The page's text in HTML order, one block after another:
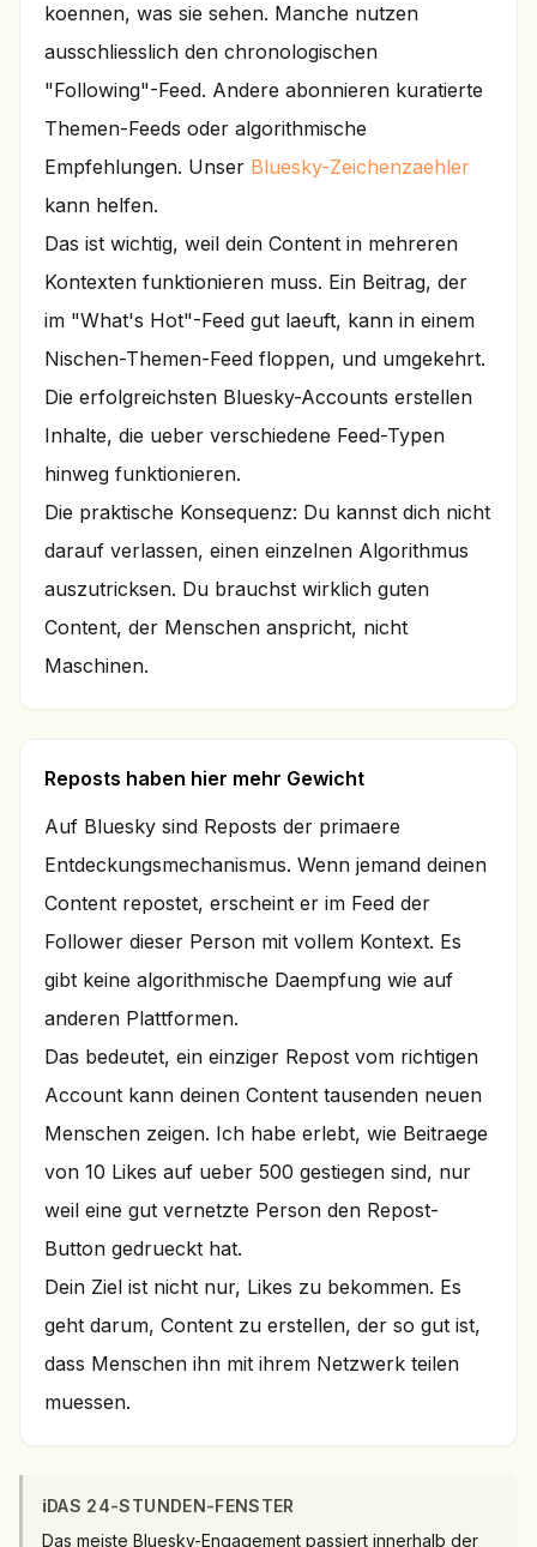
koennen, was sie sehen. Manche nutzen
ausschliesslich den chronologischen
"Following"-Feed. Andere abonnieren kuratierte
Themen-Feeds oder algorithmische
Empfehlungen. Unser Bluesky-Zeichenzaehler
kann helfen.
Das ist wichtig, weil dein Content in mehreren
Kontexten funktionieren muss. Ein Beitrag, der
im "What's Hot"-Feed gut laeuft, kann in einem
Nischen-Themen-Feed floppen, und umgekehrt.
Die erfolgreichsten Bluesky-Accounts erstellen
Inhalte, die ueber verschiedene Feed-Typen
hinweg funktionieren.
Die praktische Konsequenz: Du kannst dich nicht
darauf verlassen, einen einzelnen Algorithmus
auszutricksen. Du brauchst wirklich guten
Content, der Menschen anspricht, nicht
Maschinen.
Reposts haben hier mehr Gewicht
Auf Bluesky sind Reposts der primaere
Entdeckungsmechanismus. Wenn jemand deinen
Content repostet, erscheint er im Feed der
Follower dieser Person mit vollem Kontext. Es
gibt keine algorithmische Daempfung wie auf
anderen Plattformen.
Das bedeutet, ein einziger Repost vom richtigen
Account kann deinen Content tausenden neuen
Menschen zeigen. Ich habe erlebt, wie Beitraege
von 10 Likes auf ueber 500 gestiegen sind, nur
weil eine gut vernetzte Person den Repost-
Button gedrueckt hat.
Dein Ziel ist nicht nur, Likes zu bekommen. Es
geht darum, Content zu erstellen, der so gut ist,
dass Menschen ihn mit ihrem Netzwerk teilen
muessen.
ℹ️DAS 24-STUNDEN-FENSTER
Das meiste Bluesky-Engagement passiert innerhalb der